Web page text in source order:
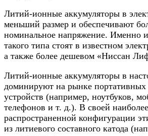
Литий-ионные аккумуляторы в
меньший размер и обеспечивают
номинальное напряжение. Именно
такого типа стоят в известном
а также более дешевом «Ниccaн
Литий-ионные аккумуляторы в
доминируют на рынке портативных
устройств (например, ноутбуков,
телефонов и т. д.). В своей наиболее
распространенной конфигурации
из литиевого составного катода